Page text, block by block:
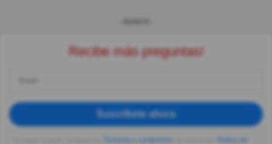
Recibe más preguntas!
Suscríbete ahora